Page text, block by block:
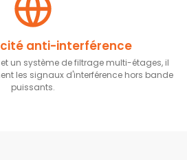
anti-interférence
un système de filtrage multi-étages, il
les signaux d'interférence hors bande
puissants.